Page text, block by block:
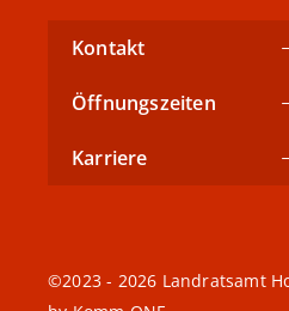
Kontakt
Öffnungszeiten
Karriere
©2023 - 2026 Landratsamt